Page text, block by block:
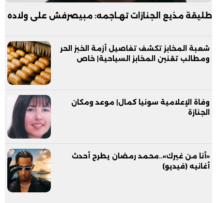
طليقة مذيع الجنازات تهـاجمه: مبيصرفش على ولاده
شعبة المخابز تكشف تفاصيل أزمة الخبز الحر
ومطالب تقنين المخابز السياحية| خاص
وفاة الإعلامية سونيا كمال| موعد ومكان
الجنازة
«أنا من غيرك»..محمد رمضان يطرح أحدث
أغانيه (فيديو)